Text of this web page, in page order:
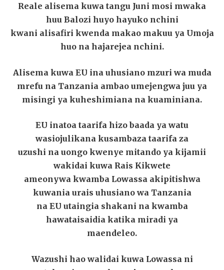
Reale alisema kuwa tangu Juni mosi mwaka
huu Balozi huyo hayuko nchini
kwani alisafiri kwenda makao makuu ya Umoja
huo na hajarejea nchini.
Alisema kuwa EU ina uhusiano mzuri wa muda
mrefu na Tanzania ambao umejengwa juu ya
misingi ya kuheshimiana na kuaminiana.
EU inatoa taarifa hizo baada ya watu
wasiojulikana kusambaza taarifa za
uzushi na uongo kwenye mitando ya kijamii
wakidai kuwa Rais Kikwete
ameonywa kwamba Lowassa akipitishwa
kuwania urais uhusiano wa Tanzania
na EU utaingia shakani na kwamba
hawataisaidia katika miradi ya
maendeleo.
Wazushi hao walidai kuwa Lowassa ni